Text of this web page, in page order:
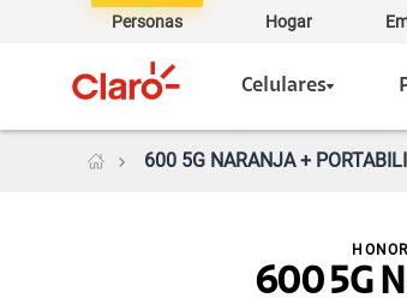
Personas Hogar
Celulares
600 5G NARANJA +
600 5G
HONOR